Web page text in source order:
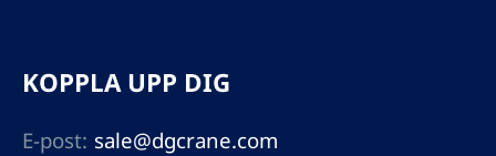
KOPPLA UPP DIG
E-post: sale@dgcrane.com